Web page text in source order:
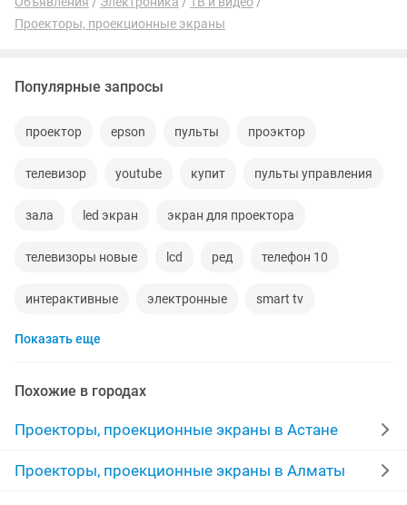
Проекторы, проекционные экраны
Популярные запросы
проектор epson пульты проэктор
телевизор youtube купит пульты управления
зала led экран экран для проектора
телевизоры новые lcd ред телефон 10
интерактивные электронные smart tv
горизонтальное
экран телевизора зум носитель лампа
led телевизор сер 16gb интерактивная доска
Показать еще
Похожие в городах
Проекторы, проекционные экраны в Астане
Проекторы, проекционные экраны в Алматы